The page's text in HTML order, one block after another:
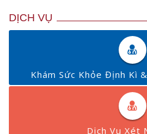
DỊCH VỤ
Khám Sức Khỏe Định Kì
Dịch Vụ Xét